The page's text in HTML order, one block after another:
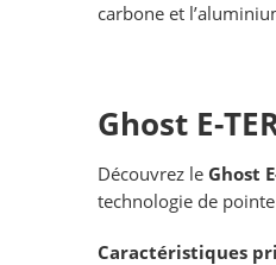
carbone et
Ghost E-
Découvrez le Ghost
technologie de
Caractéristiques